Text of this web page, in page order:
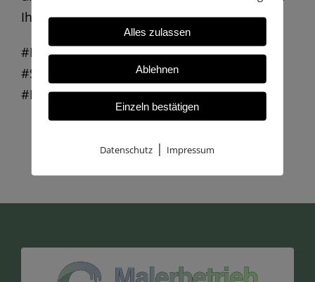
Ihr Zuhause zum Strahlen! 🌟
#Fassadenfarbe #Caparol #Gaggenau
#Silikonharz #Farbauffrischung
#Hausrenovierung #Fassade #Bauprojekte
Alles zulassen
Ablehnen
Einzeln bestätigen
Datenschutz | Impressum